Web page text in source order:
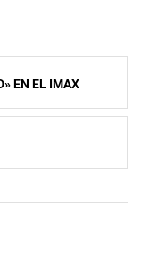
EN EL IMAX